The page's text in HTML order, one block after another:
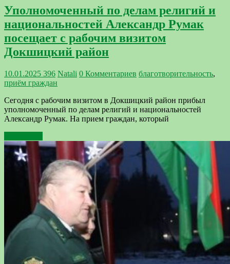
Уполномоченный по делам религий и
национальностей Александр Румак
посещает с рабочим визитом
Докшицкий район
10.01.2025 396 Natali 0 Комментариев благотворительность,
приём граждан
Сегодня с рабочим визитом в Докшицкий район прибыл
уполномоченный по делам религий и национальностей
Александр Румак. На прием граждан, который